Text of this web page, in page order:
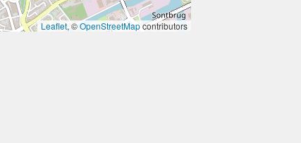
Leaflet, ©OpenStreetMapcontributors